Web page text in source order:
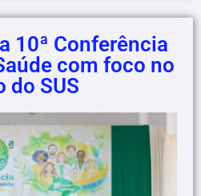
10ª Conferência
com foco no
SUS